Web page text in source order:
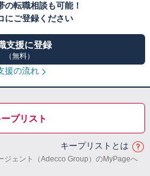
の転職相談も可能！
にご登録ください
支援に登録
（無料）
援の流れ
プリスト
キープリストとは
ジェント（Adecco Group）のMyPageへ